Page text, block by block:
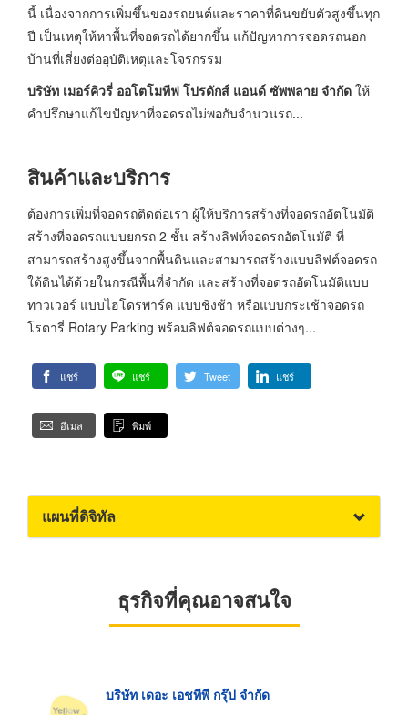
นี้ เนื่องจากการเพิ่มขึ้นของรถยนต์และราคาที่ดินขยับตัวสูงขึ้นทุก
ปี เป็นเหตุให้หาพื้นที่จอดรถได้ยากขึ้น แก้ปัญหาการจอดรถนอก
บ้านที่เสี่ยงต่ออุบัติเหตุและโจรกรรม
บริษัท เมอร์คิวรี่ ออโตโมทีฟ โปรดักส์ แอนด์ ซัพพลาย จำกัด ให้
คำปรึกษาแก้ไขปัญหาที่จอดรถไม่พอกับจำนวนรถ...
สินค้าและบริการ
ต้องการเพิ่มที่จอดรถติดต่อเรา ผู้ให้บริการสร้างที่จอดรถอัตโนมัติ
สร้างที่จอดรถแบบยกรถ 2 ชั้น สร้างลิฟท์จอดรถอัตโนมัติ ที่
สามารถสร้างสูงขึ้นจากพื้นดินและสามารถสร้างแบบลิฟต์จอดรถ
ใต้ดินได้ด้วยในกรณีพื้นที่จำกัด และสร้างที่จอดรถอัตโนมัติแบบ
ทาวเวอร์ แบบไฮโดรพาร์ค แบบชิงช้า หรือแบบกระเช้าจอดรถ
โรตารี่ Rotary Parking พร้อมลิฟต์จอดรถแบบต่างๆ...
แชร์ แชร์ Tweet แชร์
อีเมล พิมพ์
แผนที่ดิจิทัล
ธุรกิจที่คุณอาจสนใจ
บริษัท เดอะ เอชทีพี กรุ๊ป จำกัด